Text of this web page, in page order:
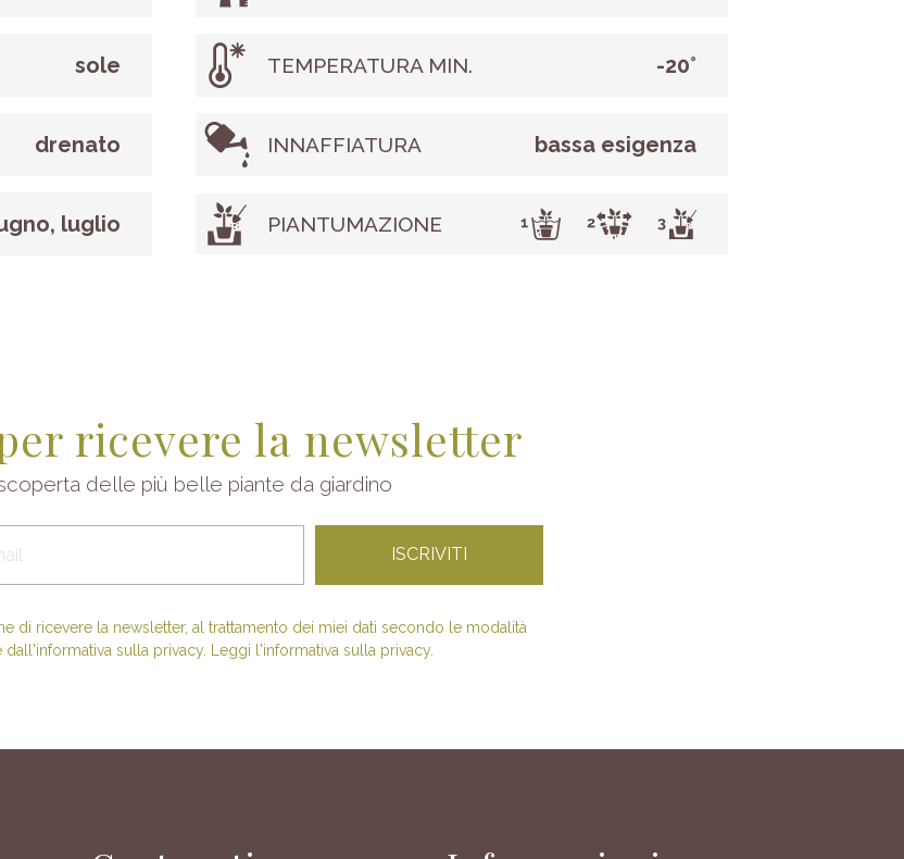
sole TEMPERATURA MIN. -20°
drenato INNAFFIATURA bassa esigenza
luglio PIANTUMAZIONE
ricevere la newsletter
delle più belle piante da giardino
di ricevere la newsletter, al trattamento dei miei dati secondo le modalità
dall'informativa sulla privacy. Leggi l'informativa sulla privacy.